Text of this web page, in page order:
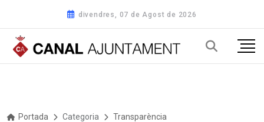
divendres, 07 de Agost de 2026
Portada Categoria Transparència